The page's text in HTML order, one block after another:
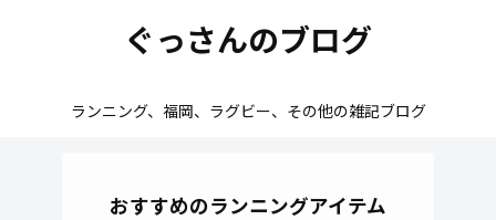
ぐっさんのブログ
ランニング、福岡、ラグビー、その他の雑記ブログ
おすすめのランニングアイテム